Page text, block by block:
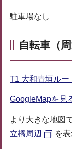
駐車場なし
自転車（
T1 大和青垣ル
GoogleMapを見
より大きな地図
立橋周辺
を